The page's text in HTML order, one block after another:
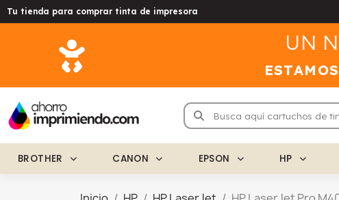
Tu tienda para comprar tinta de impresora
UN
BROTHER CANON EPSON HP